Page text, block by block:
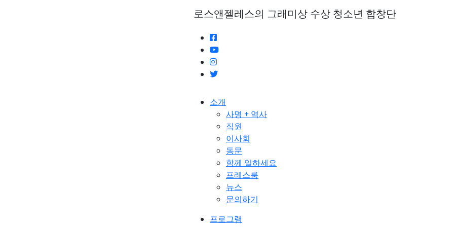
로스앤젤레스의 그래미상 수상 청소년 합창단
소개
사명 + 역사
직원
이사회
동문
함께 일하세요
프레스룸
뉴스
문의하기
프로그램